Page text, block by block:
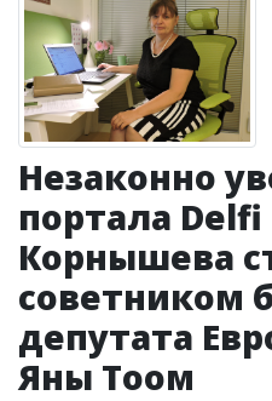
Незаконно
портала
Корнышева
советником
депутата
Яны Тоом